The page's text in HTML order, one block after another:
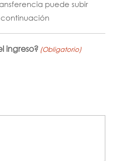
puede subir
ingreso? (Obligatorio)